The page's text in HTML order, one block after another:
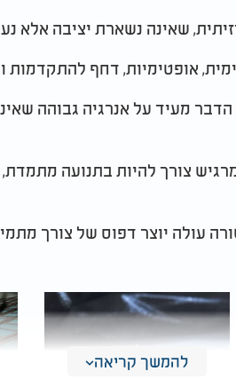
שאינה נשארת יציבה אלא
אופטימיות, דחף להתקדמות
מעיד על אנרגיה גבוהה
צורך להיות בתנועה
עולה יוצר דפוס של צורך
להמשך קריאה